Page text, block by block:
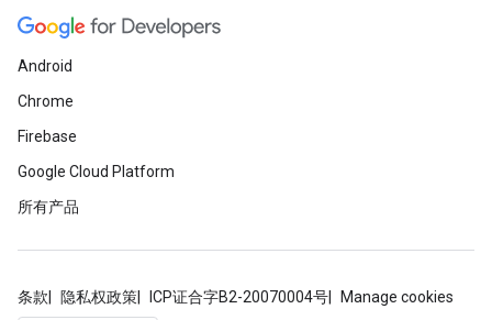
Android
Chrome
Firebase
Google Cloud Platform
所有产品
条款 隐私权政策 ICP证合字B2-20070004号 Manage cookies